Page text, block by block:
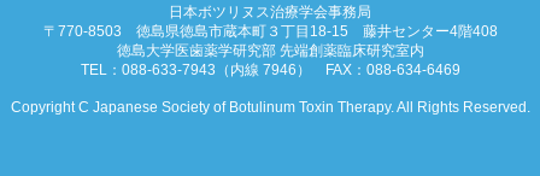
日本ボツリヌス治療学会事務局
〒770-8503 徳島県徳島市蔵本町３丁目18-15 藤井センター4階408
徳島大学医歯薬学研究部 先端創薬臨床研究室内
TEL：088-633-7943（内線 7946） FAX：088-634-6469
Copyright C Japanese Society of Botulinum Toxin Therapy. All Rights Reserved.